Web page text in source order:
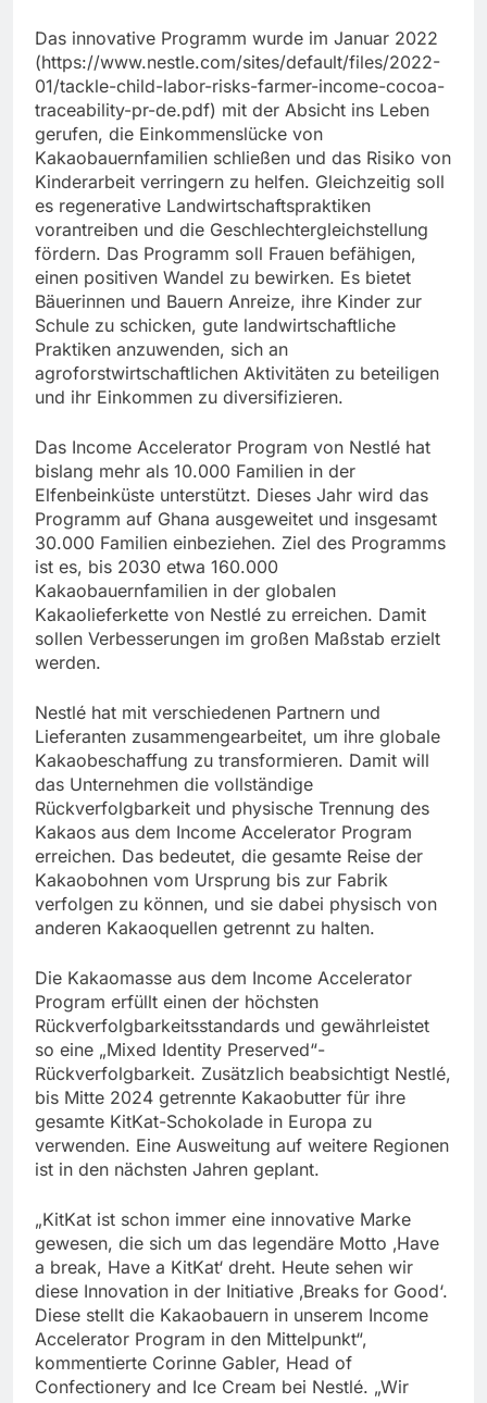
Das innovative Programm wurde im Januar 2022
(https://www.nestle.com/sites/default/files/2022-
01/tackle-child-labor-risks-farmer-income-cocoa-
traceability-pr-de.pdf) mit der Absicht ins Leben
gerufen, die Einkommenslücke von
Kakaobauernfamilien schließen und das Risiko von
Kinderarbeit verringern zu helfen. Gleichzeitig soll
es regenerative Landwirtschaftspraktiken
vorantreiben und die Geschlechtergleichstellung
fördern. Das Programm soll Frauen befähigen,
einen positiven Wandel zu bewirken. Es bietet
Bäuerinnen und Bauern Anreize, ihre Kinder zur
Schule zu schicken, gute landwirtschaftliche
Praktiken anzuwenden, sich an
agroforstwirtschaftlichen Aktivitäten zu beteiligen
und ihr Einkommen zu diversifizieren.
Das Income Accelerator Program von Nestlé hat
bislang mehr als 10.000 Familien in der
Elfenbeinküste unterstützt. Dieses Jahr wird das
Programm auf Ghana ausgeweitet und insgesamt
30.000 Familien einbeziehen. Ziel des Programms
ist es, bis 2030 etwa 160.000
Kakaobauernfamilien in der globalen
Kakaolieferkette von Nestlé zu erreichen. Damit
sollen Verbesserungen im großen Maßstab erzielt
werden.
Nestlé hat mit verschiedenen Partnern und
Lieferanten zusammengearbeitet, um ihre globale
Kakaobeschaffung zu transformieren. Damit will
das Unternehmen die vollständige
Rückverfolgbarkeit und physische Trennung des
Kakaos aus dem Income Accelerator Program
erreichen. Das bedeutet, die gesamte Reise der
Kakaobohnen vom Ursprung bis zur Fabrik
verfolgen zu können, und sie dabei physisch von
anderen Kakaoquellen getrennt zu halten.
Die Kakaomasse aus dem Income Accelerator
Program erfüllt einen der höchsten
Rückverfolgbarkeitsstandards und gewährleistet
so eine „Mixed Identity Preserved“-
Rückverfolgbarkeit. Zusätzlich beabsichtigt Nestlé,
bis Mitte 2024 getrennte Kakaobutter für ihre
gesamte KitKat-Schokolade in Europa zu
verwenden. Eine Ausweitung auf weitere Regionen
ist in den nächsten Jahren geplant.
„KitKat ist schon immer eine innovative Marke
gewesen, die sich um das legendäre Motto ‚Have
a break, Have a KitKat‘ dreht. Heute sehen wir
diese Innovation in der Initiative ‚Breaks for Good‘.
Diese stellt die Kakaobauern in unserem Income
Accelerator Program in den Mittelpunkt“,
kommentierte Corinne Gabler, Head of
Confectionery and Ice Cream bei Nestlé. „Wir